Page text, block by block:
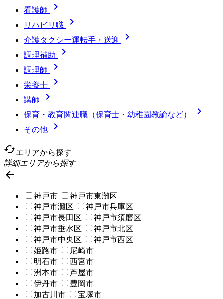
看護師 
リハビリ職 
介護タクシー運転手・送迎 
調理補助 
調理師 
栄養士 
講師 
保育・教育関連職（保育士・幼稚園教諭など） 
その他

cachedエリアから探す
詳細エリアから探す

神戸市
神戸市東灘区
神戸市灘区
神戸市兵庫区
神戸市長田区
神戸市須磨区
神戸市垂水区
神戸市北区
神戸市中央区
神戸市西区
姫路市
尼崎市
明石市
西宮市
洲本市
芦屋市
伊丹市
豊岡市
加古川市
宝塚市